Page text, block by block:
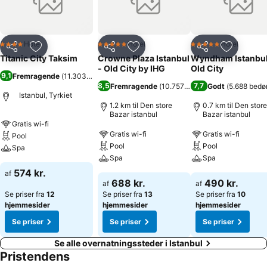
Del Føj til favoritter
4 StjernerHotel
Titanic City Taksim
9,1 Fremragende (11.303 bedømmelser)
Istanbul, Tyrkiet
Gratis wi-fi
Pool
Spa
af 574 kr.
Se priser fra 12
hjemmesider
Se priser
Del Føj til favoritter
5 StjernerHotel
Crowne Plaza Istanbul
- Old City by IHG
8,5Fremragende (10.757 bedømmelser)
1.2 km til Den store
Bazar istanbul
Gratis wi-fi
Pool
Spa
af 688 kr.
Se priser fra 13
hjemmesider
Se priser
Del Føj til
5 StjernerHotel
Wyndham
Old City
7,7 Godt (5.688
0.7 km til Den store
Bazar istanbul
Gratis wi-fi
Pool
Spa
af 490 kr.
Se priser fra 10
hjemmesider
Se priser
Se alle overnatningssteder i Istanbul
Pristendens